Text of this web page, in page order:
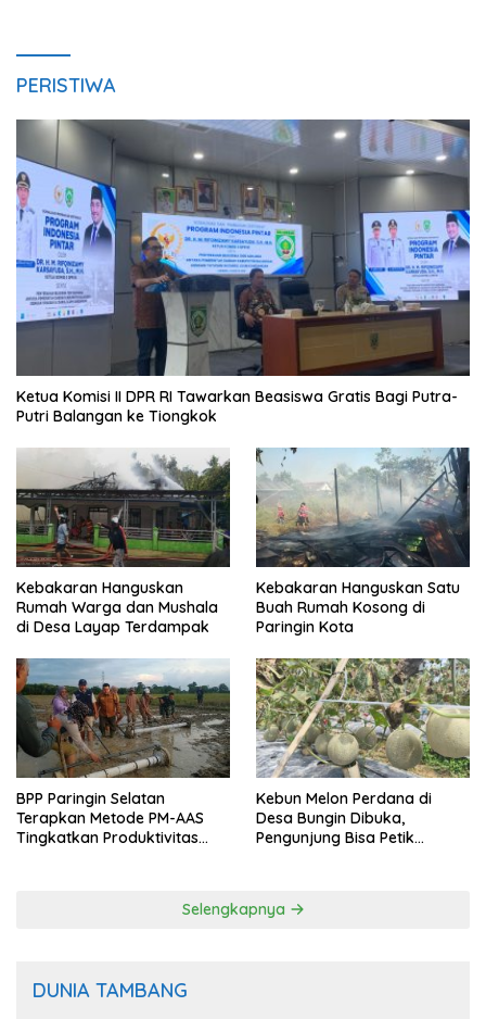
PERISTIWA
Ketua Komisi II DPR RI Tawarkan Beasiswa Gratis Bagi Putra-
Putri Balangan ke Tiongkok
Kebakaran Hanguskan
Rumah Warga dan Mushala
di Desa Layap Terdampak
Kebakaran Hanguskan Satu
Buah Rumah Kosong di
Paringin Kota
BPP Paringin Selatan
Terapkan Metode PM-AAS
Tingkatkan Produktivitas
Kebun Melon Perdana di
Desa Bungin Dibuka,
Pengunjung Bisa Petik
Selengkapnya
DUNIA TAMBANG